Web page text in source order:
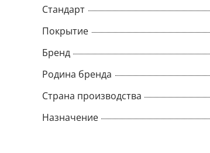
Стандарт
Покрытие
Бренд
Родина бренда
Страна производства
Назначение